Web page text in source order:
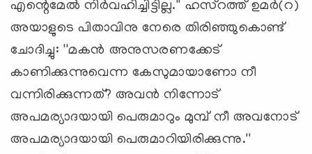
എന്റെമേല്‍ നിര്‍വഹിച്ചിട്ടില്ല.'' ഹസ്‌റത്ത് ഉമര്‍(റ)
അയാളുടെ പിതാവിനു നേരെ തിരിഞ്ഞുകൊണ്ട്
ചോദിച്ചു: ''മകന്‍ അനുസരണക്കേട്
കാണിക്കുന്നുവെന്ന കേസുമായാണോ നീ
വന്നിരിക്കുന്നത്? അവന്‍ നിന്നോട്
അപമര്യാദയായി പെരുമാറും മുമ്പ് നീ അവനോട്
അപമര്യാദയായി പെരുമാറിയിരിക്കുന്നു.''